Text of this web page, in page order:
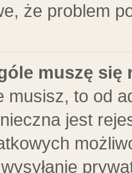
że problem
muszę się
musisz, to od
jest